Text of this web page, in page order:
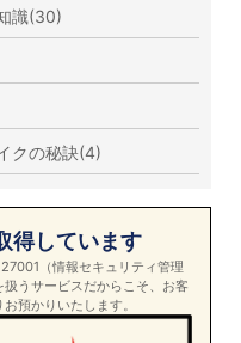
識(30)
クの秘訣(4)
得しています
（情報セキュリティ管理
うサービスだからこそ、お客
預かりいたします。